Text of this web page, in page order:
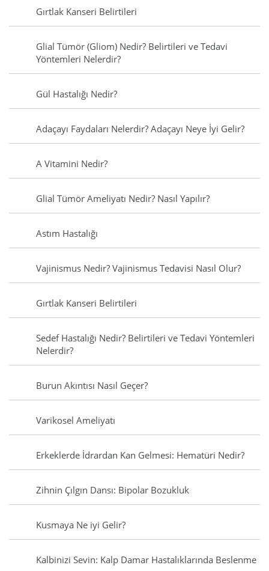
Gırtlak Kanseri Belirtileri
Glial Tümör (Gliom) Nedir? Belirtileri ve Tedavi
Yöntemleri Nelerdir?
Gül Hastalığı Nedir?
Adaçayı Faydaları Nelerdir? Adaçayı Neye İyi Gelir?
A Vitamini Nedir?
Glial Tümör Ameliyatı Nedir? Nasıl Yapılır?
Astım Hastalığı
Vajinismus Nedir? Vajinismus Tedavisi Nasıl Olur?
Gırtlak Kanseri Belirtileri
Sedef Hastalığı Nedir? Belirtileri ve Tedavi Yöntemleri
Nelerdir?
Burun Akıntısı Nasıl Geçer?
Varikosel Ameliyatı
Erkeklerde İdrardan Kan Gelmesi: Hematüri Nedir?
Zihnin Çılgın Dansı: Bipolar Bozukluk
Kusmaya Ne iyi Gelir?
Kalbinizi Sevin: Kalp Damar Hastalıklarında Beslenme